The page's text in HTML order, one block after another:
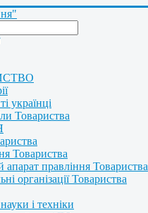
українці
Товариства
Товариства
правління Товариства
організації Товариства
і техніки